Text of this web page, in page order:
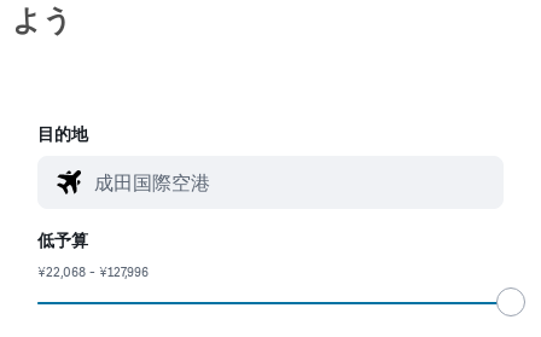
よう
目的地
低予算
¥22,068 - ¥127,996